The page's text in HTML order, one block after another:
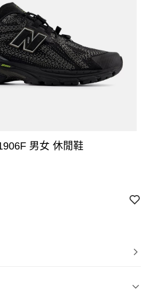
男女 休閒鞋